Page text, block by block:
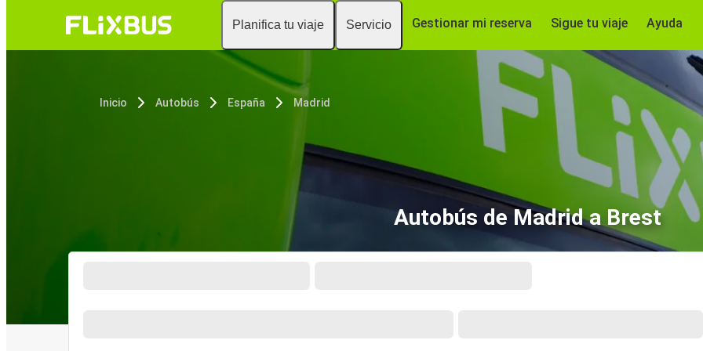
Planifica tu viaje Servicio Gestionar mi reserva Sigue tu viaje Ayuda
Inicio Autobús España Madrid
Autobús de Madrid a Brest